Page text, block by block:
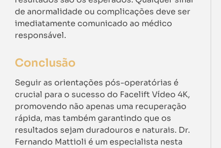
de anormalidade ou complicações deve ser
imediatamente comunicado ao médico
responsável.
Conclusão
Seguir as orientações pós-operatórias é
crucial para o sucesso do Facelift Vídeo 4K,
promovendo não apenas uma recuperação
rápida, mas também garantindo que os
resultados sejam duradouros e naturais. Dr.
Fernando Mattioli é um especialista nesta